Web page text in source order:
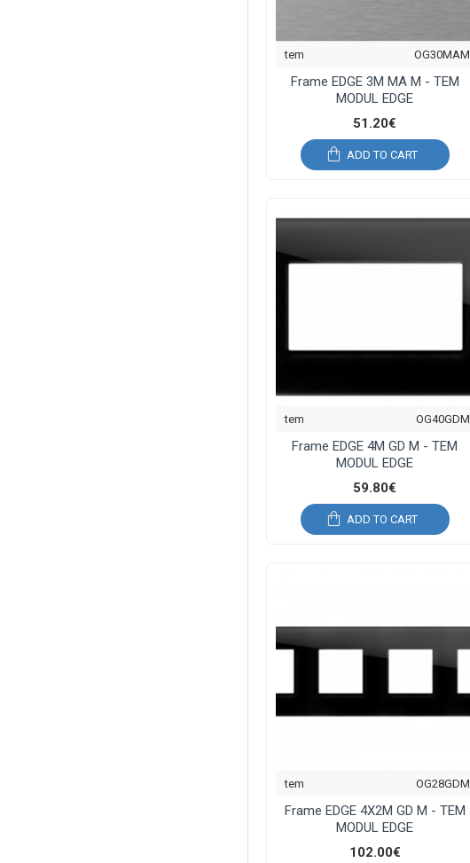
tem OG30MAM
Frame EDGE 3M MA M - TEM
MODUL EDGE
51.20€
ADD TO CART
tem OG40GDM
Frame EDGE 4M GD M - TEM
MODUL EDGE
59.80€
ADD TO CART
tem OG28GDM
Frame EDGE 4X2M GD M - TEM
MODUL EDGE
102.00€